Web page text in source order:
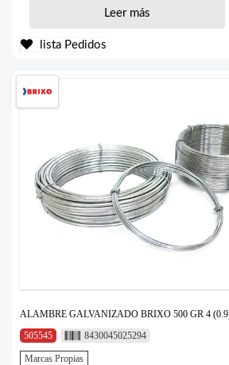
Leer más
lista Pedidos
ALAMBRE GALVANIZADO BRIXO 500 GR 4
505545
8430045025294
Marcas Propias